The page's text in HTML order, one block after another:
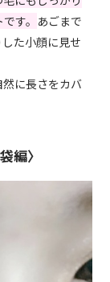
す。 あごまで
た小顔に見せ
に長さをカバ
編〉